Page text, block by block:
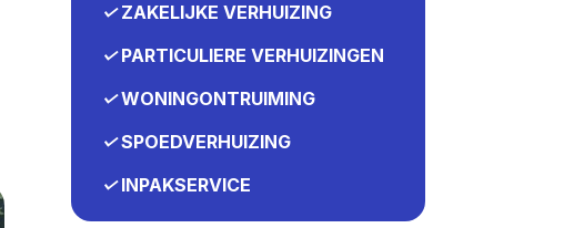
✓ZAKELIJKE VERHUIZING
✓PARTICULIERE VERHUIZINGEN
✓WONINGONTRUIMING
✓SPOEDVERHUIZING
✓INPAKSERVICE